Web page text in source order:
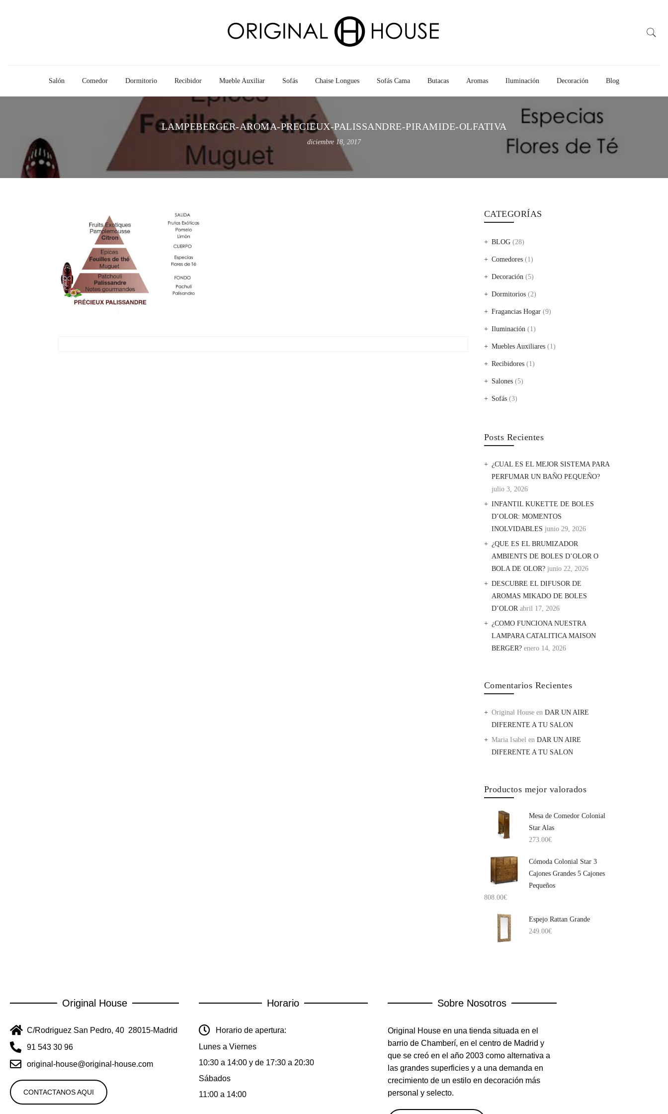
Salón Comedor Dormitorio Recibidor Mueble Auxiliar Sofás Chaise Longues Sofás Cama Butacas Aromas Iluminación Decoración Blog
LAMPEBERGER-AROMA-PRECIEUX-PALISSANDRE-PIRAMIDE-OLFATIVA
diciembre 18, 2017
CATEGORÍAS
BLOG(28)
Comedores(1)
Decoración(5)
Dormitorios(2)
Fragancias Hogar(9)
Iluminación(1)
Muebles Auxiliares(1)
Recibidores(1)
Salones(5)
Sofás(3)
Posts Recientes
¿CUAL ES EL MEJOR SISTEMA PARA
PERFUMAR UN BAÑO PEQUEÑO?
julio 3, 2026
INFANTIL KUKETTE DE BOLES
D’OLOR: MOMENTOS
INOLVIDABLES junio 29, 2026
¿QUE ES EL BRUMIZADOR
AMBIENTS DE BOLES D’OLOR O
BOLA DE OLOR? junio 22, 2026
DESCUBRE EL DIFUSOR DE
AROMAS MIKADO DE BOLES
D’OLOR abril 17, 2026
¿COMO FUNCIONA NUESTRA
LAMPARA CATALITICA MAISON
BERGER? enero 14, 2026
Comentarios Recientes
Original Houseen DAR UN AIRE
DIFERENTE A TU SALON
Maria Isabelen DAR UN AIRE
DIFERENTE A TU SALON
Productos mejor valorados
Mesa de Comedor Colonial
Star Alas
273.00€
Cómoda Colonial Star 3
Cajones Grandes 5 Cajones
Pequeños
808.00€
Espejo Rattan Grande
249.00€
Original House
C/Rodriguez San Pedro, 40 28015-Madrid
91 543 30 96
original-house@original-house.com
CONTACTANOS AQUI
Horario
Horario de apertura:
Lunes a Viernes
10:30 a 14:00 y de 17:30 a 20:30
Sábados
11:00 a 14:00
Sobre Nosotros
Original House en una tienda situada en el
barrio de Chamberí, en el centro de Madrid y
que se creó en el año 2003 como alternativa a
las grandes superficies y a una demanda en
crecimiento de un estilo en decoración más
personal y selecto.